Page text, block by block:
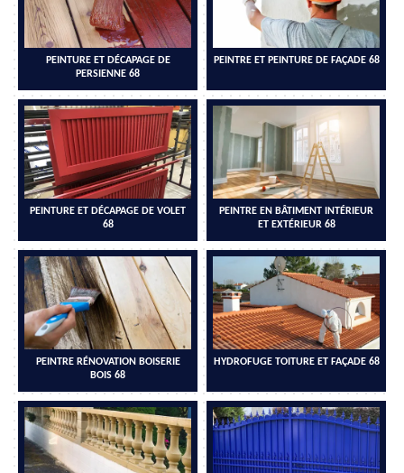
PEINTURE ET DÉCAPAGE DE
PERSIENNE 68
PEINTRE ET PEINTURE DE FAÇADE 68
PEINTURE ET DÉCAPAGE DE VOLET
68
PEINTRE EN BÂTIMENT INTÉRIEUR
ET EXTÉRIEUR 68
PEINTRE RÉNOVATION BOISERIE
BOIS 68
HYDROFUGE TOITURE ET FAÇADE 68